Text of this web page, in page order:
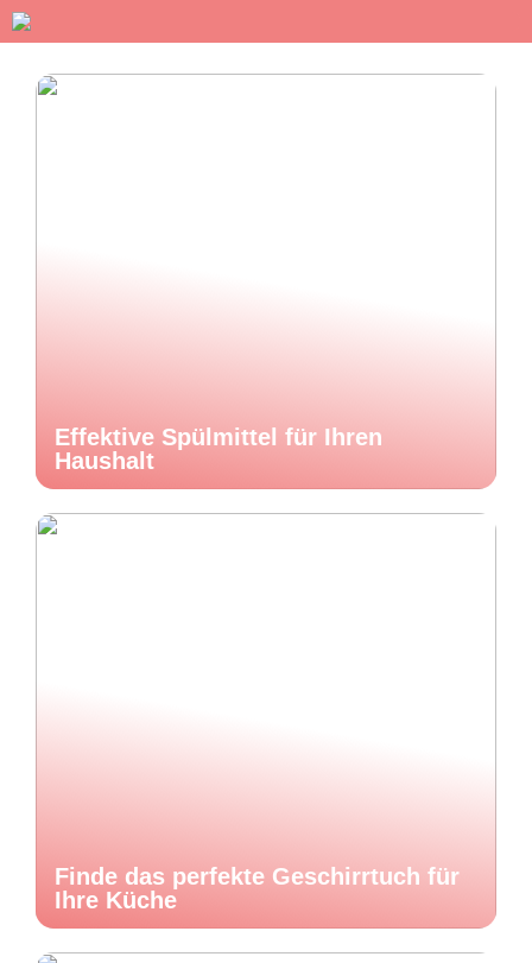
Effektive Spülmittel für Ihren
Haushalt
Finde das perfekte Geschirrtuch für
Ihre Küche